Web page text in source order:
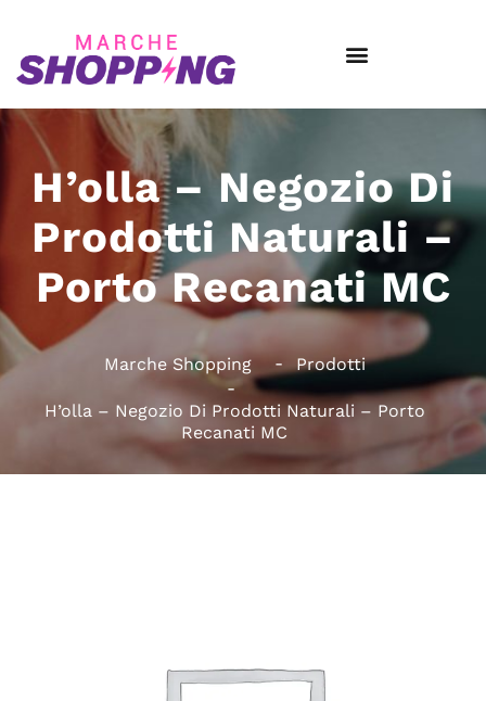
H’olla – Negozio Di
Prodotti Naturali –
Porto Recanati MC
Marche Shopping Prodotti
H’olla – Negozio Di Prodotti Naturali – Porto
Recanati MC